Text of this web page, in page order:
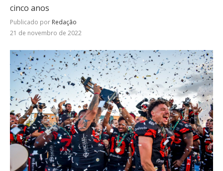
cinco anos
Publicado por Redação
21 de novembro de 2022